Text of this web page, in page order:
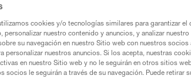
en este consejo antes de
técnica para poder comprender
cookies y/o tecnologías similares para garantizar el
personalizar nuestro contenido y anuncios, y analizar
su navegación en nuestro Sitio web con nuestros socios
personalizar nuestros anuncios. Si los acepta, nuestras
en nuestro Sitio web y no le seguirán en otros sitios
socios le seguirán a través de su navegación. Puede retirar